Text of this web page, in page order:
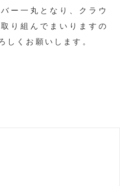
ー一丸となり、クラウ
り組んでまいりますの
しくお願いします。